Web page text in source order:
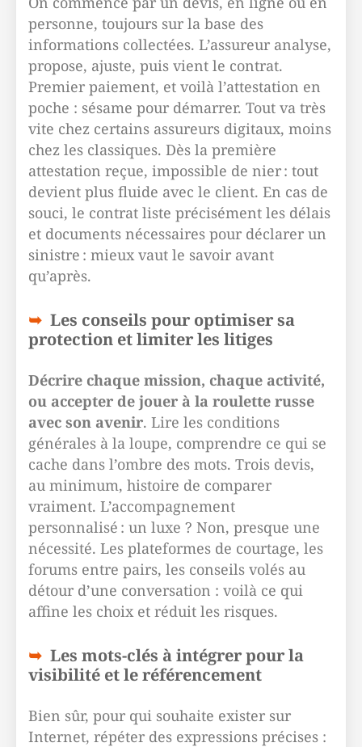
personne, toujours sur la base des
informations collectées. L’assureur analyse,
propose, ajuste, puis vient le contrat.
Premier paiement, et voilà l’attestation en
poche : sésame pour démarrer. Tout va très
vite chez certains assureurs digitaux, moins
chez les classiques. Dès la première
attestation reçue, impossible de nier : tout
devient plus fluide avec le client. En cas de
souci, le contrat liste précisément les délais
et documents nécessaires pour déclarer un
sinistre : mieux vaut le savoir avant
qu’après.
Les conseils pour optimiser sa
protection et limiter les litiges
Décrire chaque mission, chaque activité,
ou accepter de jouer à la roulette russe
avec son avenir. Lire les conditions
générales à la loupe, comprendre ce qui se
cache dans l’ombre des mots. Trois devis,
au minimum, histoire de comparer
vraiment. L’accompagnement
personnalisé : un luxe ? Non, presque une
nécessité. Les plateformes de courtage, les
forums entre pairs, les conseils volés au
détour d’une conversation : voilà ce qui
affine les choix et réduit les risques.
Les mots-clés à intégrer pour la
visibilité et le référencement
Bien sûr, pour qui souhaite exister sur
Internet, répéter des expressions précises :